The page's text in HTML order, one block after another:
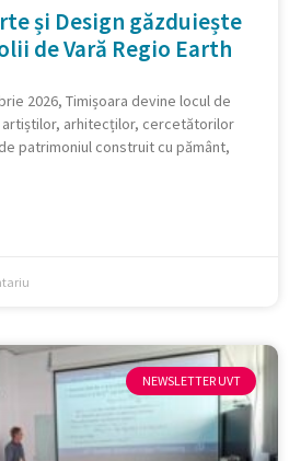
și Design găzduiește
de Vară Regio Earth
2026, Timișoara devine locul de
arhitecților, cercetătorilor
patrimoniul construit cu pământ,
NEWSLETTER UVT